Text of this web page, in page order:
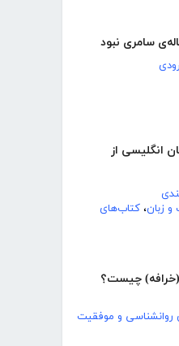
سامری نبود
زبان انگلیسی از
زبان، کتاب‌های
چیست؟
روانشناسی و موفقیت